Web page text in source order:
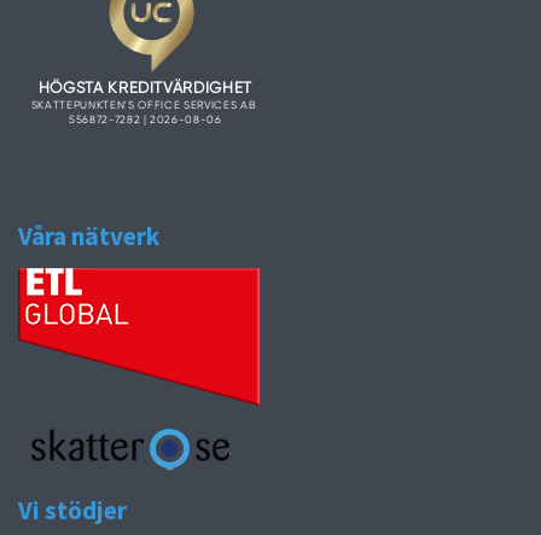
Våra nätverk
Vi stödjer